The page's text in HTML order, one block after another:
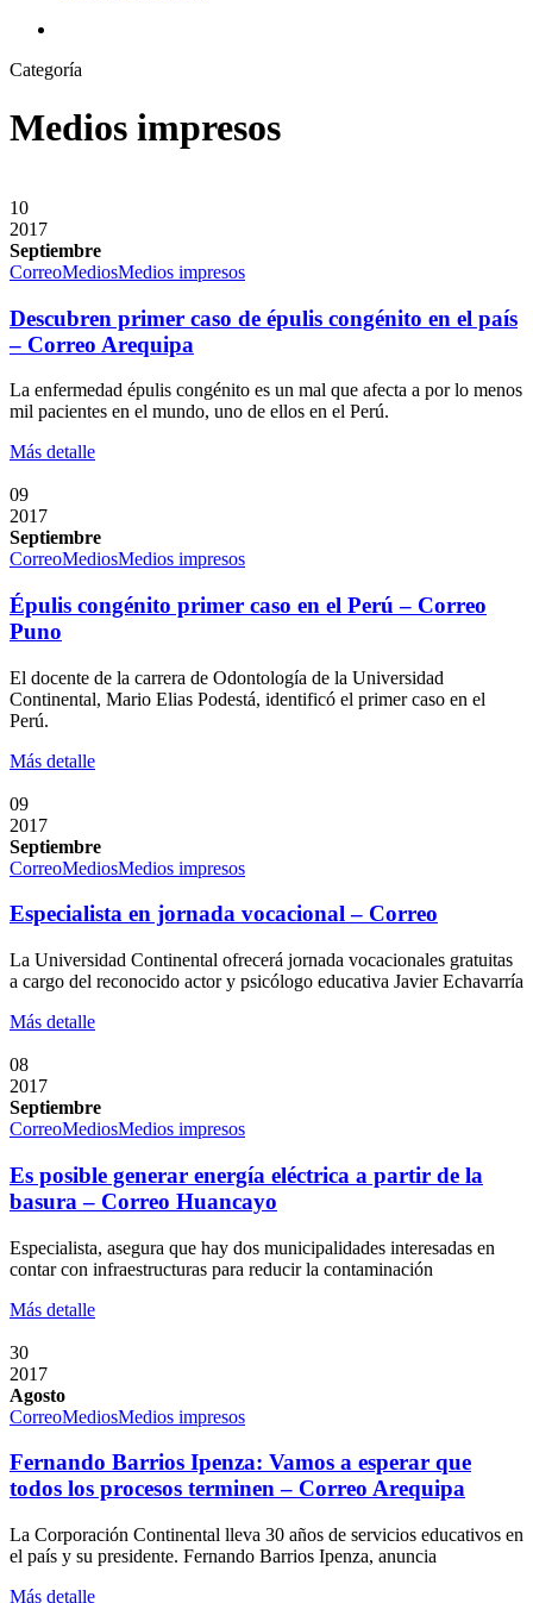
Categoría
Medios impresos
10
2017
Septiembre
CorreoMediosMedios impresos
Descubren primer caso de épulis congénito en el país
– Correo Arequipa
La enfermedad épulis congénito es un mal que afecta a por lo menos
mil pacientes en el mundo, uno de ellos en el Perú.
Más detalle
09
2017
Septiembre
CorreoMediosMedios impresos
Épulis congénito primer caso en el Perú – Correo
Puno
El docente de la carrera de Odontología de la Universidad
Continental, Mario Elias Podestá, identificó el primer caso en el
Perú.
Más detalle
09
2017
Septiembre
CorreoMediosMedios impresos
Especialista en jornada vocacional – Correo
La Universidad Continental ofrecerá jornada vocacionales gratuitas
a cargo del reconocido actor y psicólogo educativa Javier Echavarría
Más detalle
08
2017
Septiembre
CorreoMediosMedios impresos
Es posible generar energía eléctrica a partir de la
basura – Correo Huancayo
Especialista, asegura que hay dos municipalidades interesadas en
contar con infraestructuras para reducir la contaminación
Más detalle
30
2017
Agosto
CorreoMediosMedios impresos
Fernando Barrios Ipenza: Vamos a esperar que
todos los procesos terminen – Correo Arequipa
La Corporación Continental lleva 30 años de servicios educativos en
el país y su presidente. Fernando Barrios Ipenza, anuncia
Más detalle